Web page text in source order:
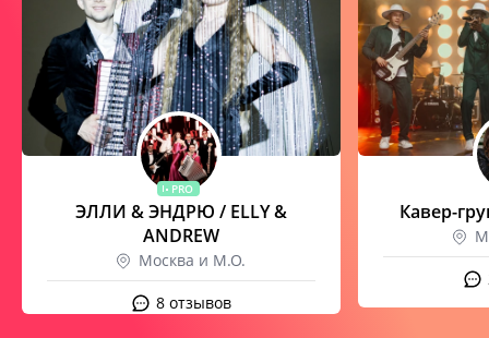
PRO
ЭЛЛИ & ЭНДРЮ / ELLY &
ANDREW
Москва и М.О.
8 отзывов
Кавер-